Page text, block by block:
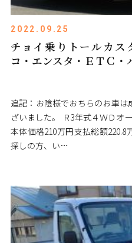
2022.09.25
チョイ乗りトールカス
コ・エンスタ・ＥＴＣ・
追記：お陰様でおちらのお車
ざいました。 Ｒ3年式４ＷＤオ
本体価格210万円支払総額
探しの方、い…